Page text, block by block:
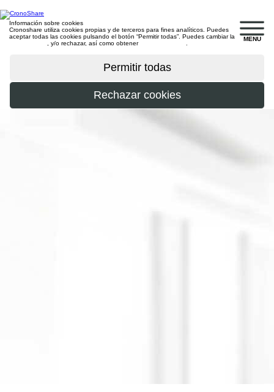
MENU
Información sobre cookies
Cronoshare utiliza cookies propias y de terceros para fines analíticos. Puedes
aceptar todas las cookies pulsando el botón “Permitir todas”. Puedes cambiar la
, y/o rechazar, así como obtener